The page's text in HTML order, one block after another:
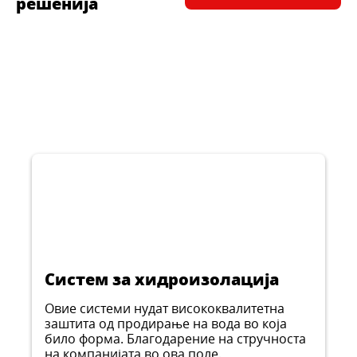
Систем за хидроизолација
Овие системи нудат висококвалитетна
заштита од продирање на вода во која
било форма. Благодарение на стручноста